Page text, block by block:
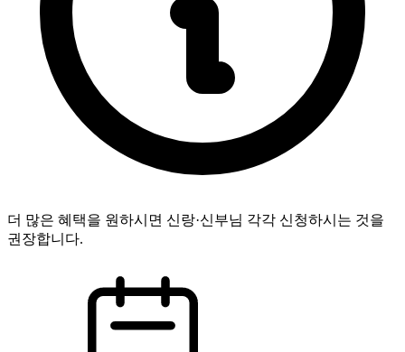
더 많은 혜택을 원하시면 신랑·신부님 각각 신청하시는 것을
권장합니다.